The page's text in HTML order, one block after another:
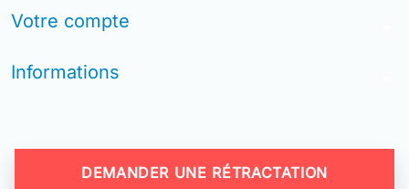
Votre compte
Informations
DEMANDER UNE RÉTRACTATION